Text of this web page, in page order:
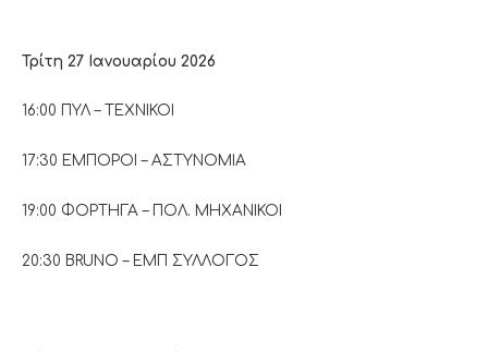
Τρίτη 27 Ιανουαρίου 2026
16:00 ΠΥΛ – ΤΕΧΝΙΚΟΙ
17:30 ΕΜΠΟΡΟΙ – ΑΣΤΥΝΟΜΙΑ
19:00 ΦΟΡΤΗΓΑ – ΠΟΛ. ΜΗΧΑΝΙΚΟΙ
20:30 BRUNO – ΕΜΠ ΣΥΛΛΟΓΟΣ